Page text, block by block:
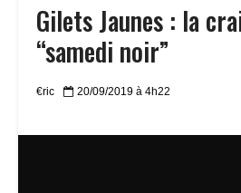
Gilets Jaunes : la
“samedi noir”
€ric 20/09/2019 à 4h22